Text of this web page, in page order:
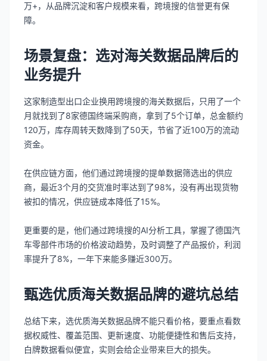
万+，从品牌沉淀和客户规模来看，跨境搜的信誉更有保
障。
场景复盘：选对海关数据品牌后的
业务提升
这家制造型出口企业换用跨境搜的海关数据后，只用了一个
月就找到了8家德国终端采购商，拿到了5个订单，总金额约
120万，库存周转天数降到了50天，节省了近100万的流动
资金。
在供应链方面，他们通过跨境搜的提单数据筛选出的供应
商，最近3个月的交货准时率达到了98%，没有再出现货物
被扣的情况，供应链成本降低了15%。
更重要的是，他们通过跨境搜的AI分析工具，掌握了德国汽
车零部件市场的价格波动趋势，及时调整了产品报价，利润
率提升了8%，一年下来能多赚近300万。
甄选优质海关数据品牌的避坑总结
总结下来，选优质海关数据品牌不能只看价格，要重点看数
据权威性、覆盖范围、更新速度、功能便捷性和售后支持，
白牌数据看似便宜，实则会给企业带来巨大的损失。